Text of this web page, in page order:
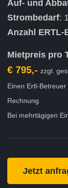
Auf- und
Strombedarf:
Anzahl ERTL-
Mietpreis pro
€ 795,- zzgl.
Einen Ertl-
Rechnung.
Bei mehrtägigen
Jetzt